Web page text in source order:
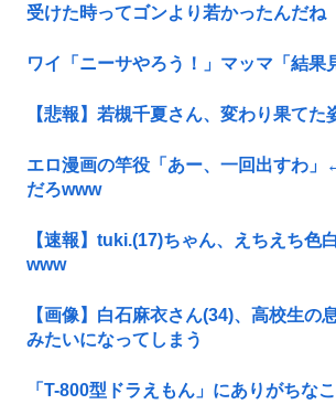
受けた時ってゴンより若かったんだね
ワイ「ニーサやろう！」マッマ「結果
【悲報】若槻千夏さん、変わり果てた
エロ漫画の竿役「あー、一回出すわ
だろwww
【速報】tuki.(17)ちゃん、えちえち色
www
【画像】白石麻衣さん(34)、高校生の
みたいになってしまう
「T-800型ドラえもん」にありがちな